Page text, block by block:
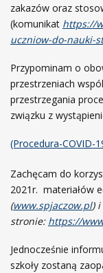
zakazów oraz
(komunikat https://
uczniow-do-nauki-
Przypominam o
przestrzeniach
przestrzegania
związku z
(Procedura-COVID-
Zachęcam do
2021r. materiałów
(www.spjaczow.pl) i
stronie: https://
Jednocześnie
szkoły zostaną